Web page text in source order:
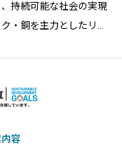
持続可能な社会の実現
・銅を主力としたリサ
容